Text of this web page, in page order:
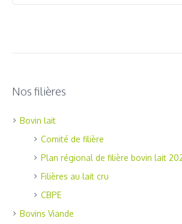
Nos filières
Bovin lait
Comité de filière
Plan régional de filière bovin lait
Filières au lait cru
CBPE
Bovins Viande